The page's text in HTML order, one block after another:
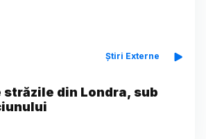
Știri Externe
străzile din Londra, sub